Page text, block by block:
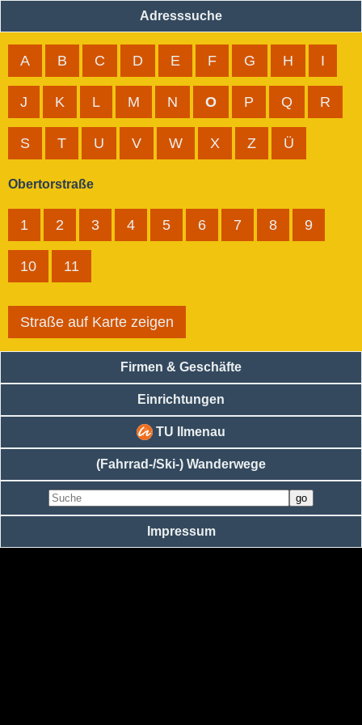
Adresssuche
A B C D E F G H I
J K L M N O P Q R
S T U V W X Z Ü
Obertorstraße
1 2 3 4 5 6 7 8 9
10 11
Straße auf Karte zeigen
Firmen & Geschäfte
Einrichtungen
TU Ilmenau
(Fahrrad-/Ski-) Wanderwege
Impressum